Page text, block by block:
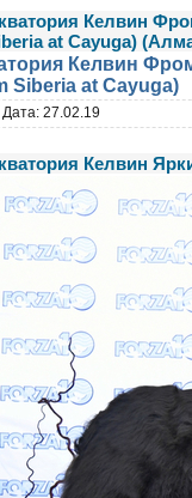
Келвин
at Cayuga)
Келвин
Siberia at Cayuga)
Дата: 27.02.19
Келвин